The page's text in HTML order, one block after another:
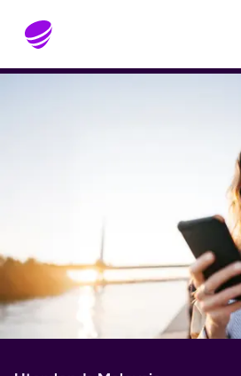
Gå till sidans innehåll